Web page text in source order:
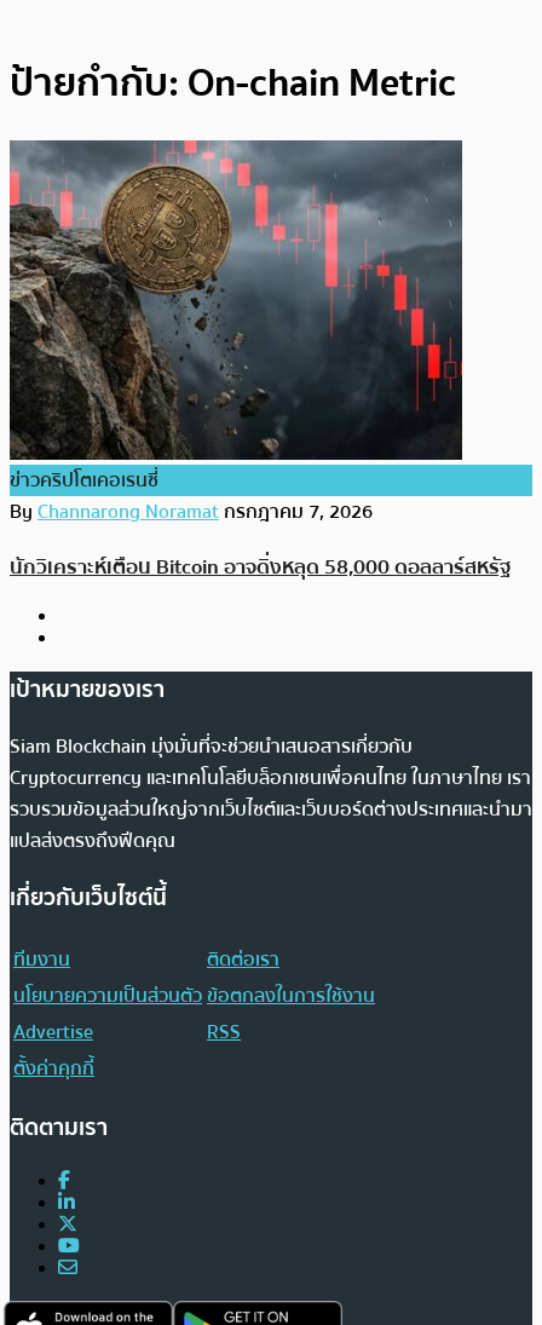
ป้ายกำกับ: On-chain Metric
ข่าวคริปโตเคอเรนซี่
ByChannarong Noramatกรกฎาคม 7, 2026
นักวิเคราะห์เตือน Bitcoin อาจดิ่งหลุด 58,000 ดอลลาร์สหรัฐ
เป้าหมายของเรา
Siam Blockchain มุ่งมั่นที่จะช่วยนำเสนอสารเกี่ยวกับ
Cryptocurrency และเทคโนโลยีบล็อกเชนเพื่อคนไทย ในภาษาไทย เรา
รวบรวมข้อมูลส่วนใหญ่จากเว็บไซต์และเว็บบอร์ดต่างประเทศและนำมา
แปลส่งตรงถึงฟีดคุณ
เกี่ยวกับเว็บไซต์นี้
ทีมงาน
ติดต่อเรา
นโยบายความเป็นส่วนตัวข้อตกลงในการใช้งาน
Advertise
RSS
ตั้งค่าคุกกี้
ติดตามเรา